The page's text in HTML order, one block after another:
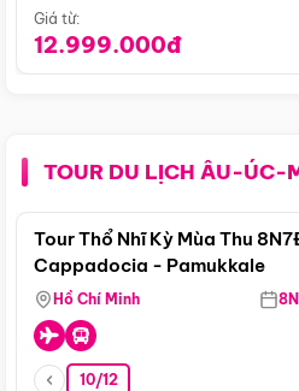
Giá từ:
12.999.000đ
TOUR DU LỊCH ÂU-ÚC-
Tour Thổ Nhĩ Kỳ Mùa Thu
Cappadocia - Pamukkale
Hồ Chí Minh
10/12